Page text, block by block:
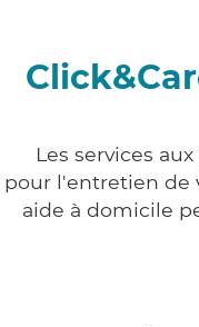
Les services
l'entretien
aide à domicile